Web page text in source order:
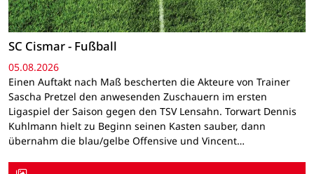
SC Cismar - Fußball
05.08.2026
Einen Auftakt nach Maß bescherten die Akteure von Trainer
Sascha Pretzel den anwesenden Zuschauern im ersten
Ligaspiel der Saison gegen den TSV Lensahn. Torwart Dennis
Kuhlmann hielt zu Beginn seinen Kasten sauber, dann
übernahm die blau/gelbe Offensive und Vincent…